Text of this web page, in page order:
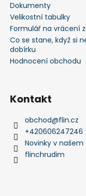
Dokumenty
Velikostní tabulky
Formulář na vrácení
Co se stane, když si
dobírku
Hodnocení obchodu
Kontakt
obchod@flin.cz
+420606247246
Novinky v
flinchrudim